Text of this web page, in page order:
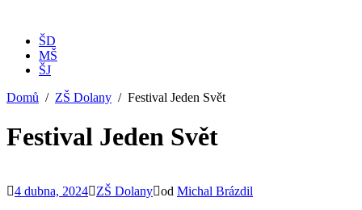
ŠD
MŠ
ŠJ
Domů
ZŠ Dolany Festival Jeden Svět
Festival Jeden Svět
4 dubna, 2024 ZŠ Dolany od Michal Brázdil